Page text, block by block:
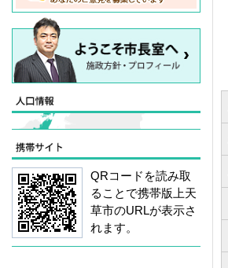
QRコードを読み取
ることで携帯版上天
草市のURLが表示さ
れます。